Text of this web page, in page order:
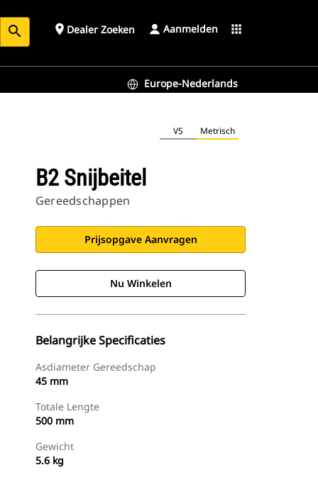
search place Dealer Zoeken Aanmelden apps
Europe-Nederlands
VS Metrisch
B2 Snijbeitel
Gereedschappen
Prijsopgave Aanvragen
Nu Winkelen
Belangrijke Specificaties
Asdiameter Gereedschap
45 mm
Totale Lengte
500 mm
Gewicht
5.6 kg